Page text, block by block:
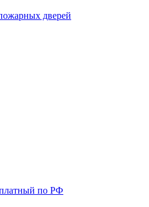
дверей
по РФ